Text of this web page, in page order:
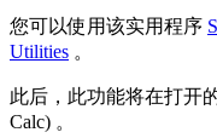
您可以使用该实用程序
Utilities 。
此后，此功能将在打开
Calc) 。